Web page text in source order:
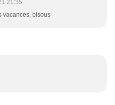
21:35
vacances, bisous